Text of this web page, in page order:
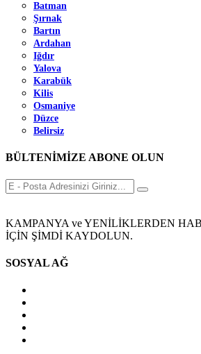
Batman
Şırnak
Bartın
Ardahan
Iğdır
Yalova
Karabük
Kilis
Osmaniye
Düzce
Belirsiz
BÜLTENİMİZE ABONE OLUN
KAMPANYA ve YENİLİKLERDEN
İÇİN ŞİMDİ KAYDOLUN.
SOSYAL AĞ